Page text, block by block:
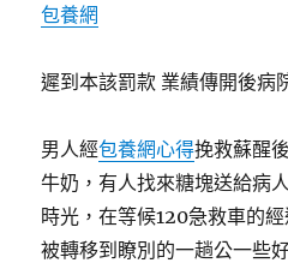
包養網
遲到本該罰款 業績傳開後病
男人經包養網心得挽救蘇醒
牛奶，有人找來糖塊送給病
時光，在等候120急救車的
被轉移到瞭別的一趟公一些